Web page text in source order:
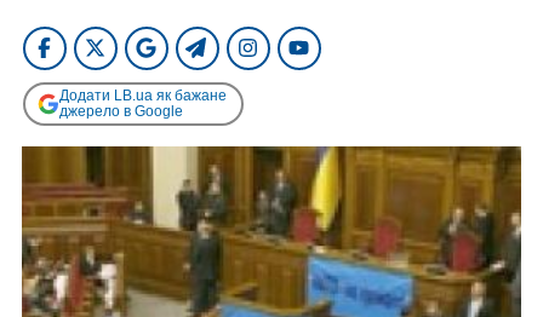
Додати LB.ua як бажане
джерело в Google